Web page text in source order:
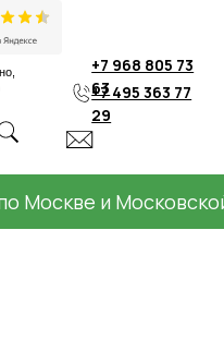
968 805 73
и Московской